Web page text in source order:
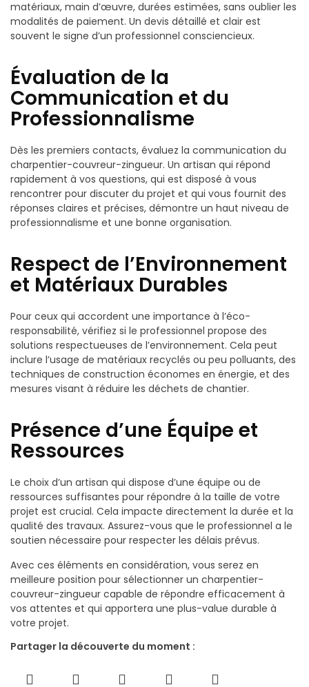
matériaux, main d’œuvre, durées estimées, sans oublier les
modalités de paiement. Un devis détaillé et clair est
souvent le signe d’un professionnel consciencieux.
Évaluation de la
Communication et du
Professionnalisme
Dès les premiers contacts, évaluez la communication du
charpentier-couvreur-zingueur. Un artisan qui répond
rapidement à vos questions, qui est disposé à vous
rencontrer pour discuter du projet et qui vous fournit des
réponses claires et précises, démontre un haut niveau de
professionnalisme et une bonne organisation.
Respect de l’Environnement
et Matériaux Durables
Pour ceux qui accordent une importance à l’éco-
responsabilité, vérifiez si le professionnel propose des
solutions respectueuses de l’environnement. Cela peut
inclure l’usage de matériaux recyclés ou peu polluants, des
techniques de construction économes en énergie, et des
mesures visant à réduire les déchets de chantier.
Présence d’une Équipe et
Ressources
Le choix d’un artisan qui dispose d’une équipe ou de
ressources suffisantes pour répondre à la taille de votre
projet est crucial. Cela impacte directement la durée et la
qualité des travaux. Assurez-vous que le professionnel a le
soutien nécessaire pour respecter les délais prévus.
Avec ces éléments en considération, vous serez en
meilleure position pour sélectionner un charpentier-
couvreur-zingueur capable de répondre efficacement à
vos attentes et qui apportera une plus-value durable à
votre projet.
Partager la découverte du moment :